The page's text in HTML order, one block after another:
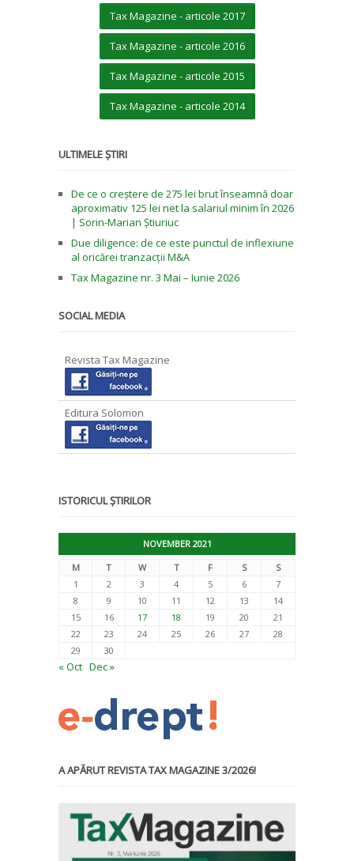
Tax Magazine - articole 2017
Tax Magazine - articole 2016
Tax Magazine - articole 2015
Tax Magazine - articole 2014
ULTIMELE ȘTIRI
De ce o creștere de 275 lei brut înseamnă doar
aproximativ 125 lei net la salariul minim în 2026
| Sorin-Marian Știuriuc
Due diligence: de ce este punctul de inflexiune
al oricărei tranzacții M&A
Tax Magazine nr. 3 Mai – Iunie 2026
SOCIAL MEDIA
Revista Tax Magazine
Editura Solomon
ISTORICUL ȘTIRILOR
NOVEMBER 2021
M
T W T F S
S
1
2 3 4 5 6
7
8
9 10 11 12 13
14
15
16 17 18 19 20
21
22
23 24 25 26 27
28
29
30
« Oct Dec »
A APĂRUT REVISTA TAX MAGAZINE 3/2026!